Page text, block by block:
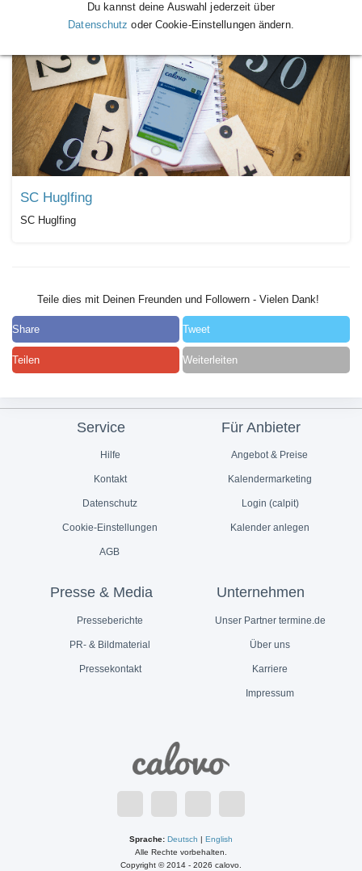
SC Huglfing
SC Huglfing
Teile dies mit Deinen Freunden und Followern - Vielen Dank!
Share Tweet
Teilen Weiterleiten
Service
Hilfe
Kontakt
Datenschutz
Cookie-Einstellungen
AGB
Für Anbieter
Angebot & Preise
Kalendermarketing
Login (calpit)
Kalender anlegen
Presse & Media
Presseberichte
PR- & Bildmaterial
Pressekontakt
Unternehmen
Unser Partner termine.de
Über uns
Karriere
Impressum
Sprache: Deutsch | English
Alle Rechte vorbehalten.
Copyright © 2014 - 2026 calovo.
Du kannst deine Auswahl jederzeit über
Datenschutz oder Cookie-Einstellungen ändern.